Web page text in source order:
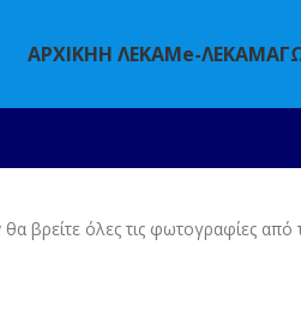
ΑΡΧΙΚΗΗ ΛΕΚΑΜe-ΛΕΚΑΜ
βρείτε όλες τις φωτογραφίες